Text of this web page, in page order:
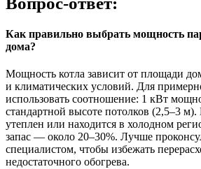
Как правильно выбрать мощность
дома?
Мощность котла зависит от площади
и климатических условий. Для
использовать соотношение: 1 кВт
стандартной высоте потолков (2,5–3
утеплен или находится в холодном
запас — около 20–30%. Лучше
специалистом, чтобы избежать
недостаточного обогрева.